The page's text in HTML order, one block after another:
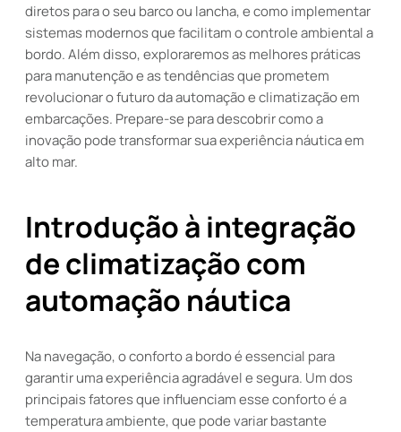
diretos para o seu barco ou lancha, e como implementar
sistemas modernos que facilitam o controle ambiental a
bordo. Além disso, exploraremos as melhores práticas
para manutenção e as tendências que prometem
revolucionar o futuro da automação e climatização em
embarcações. Prepare-se para descobrir como a
inovação pode transformar sua experiência náutica em
alto mar.
Introdução à integração
de climatização com
automação náutica
Na navegação, o conforto a bordo é essencial para
garantir uma experiência agradável e segura. Um dos
principais fatores que influenciam esse conforto é a
temperatura ambiente, que pode variar bastante